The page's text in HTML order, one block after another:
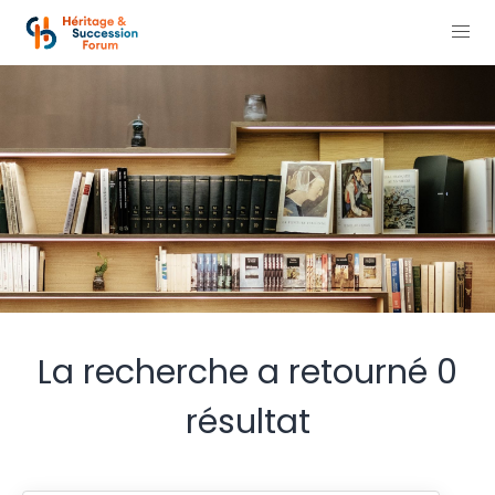
La recherche a retourné 0
résultat